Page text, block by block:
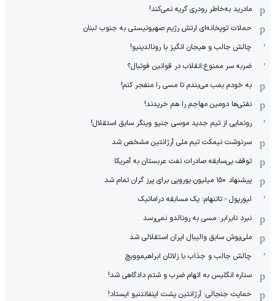
مادرید به‌خاطر رودری گریه نمی‌کند!
حملات توپخانه‌ای ارتش رژیم صهیونیستی به جنوب لبنان
چالش جالب و هیجان انگیز با رونالدینیو!
ضربه سر ممنوع؛انقلاب در قوانین فوتبال؟
به خودم بمب می‌بندم تا مسی را منفجر کنم!
نفتی‌ها دومین مهاجم را هم خریدند!
رونمایی از تیم جدید موسی جنپو وینگر سابق استقلال!
سرنوشت نیمکت تیم ملی آرژانتین مشخص شد
توقف بی‌سابقه صادرات نفت عربستان به آمریکا
پیشنهاد ۱۵۰ میلیون یورویی برای پرز گران تمام شد
لیورپول - تاتنهام؛ یک مسابقه دراماتیک
نبرد نابرابر: مسی به رونالدو نمی‌رسد
ملی‌پوش سابق والیبال ایران استقلالی شد
چالش جالب و جذاب با زلاتان ابراهیموویچ
ستاره انگلیس به اتهام ضرب و شتم دادگاهی شد!
حمایت جنجالی: آرژانتین پشت اینفانتنیو ایستاد!